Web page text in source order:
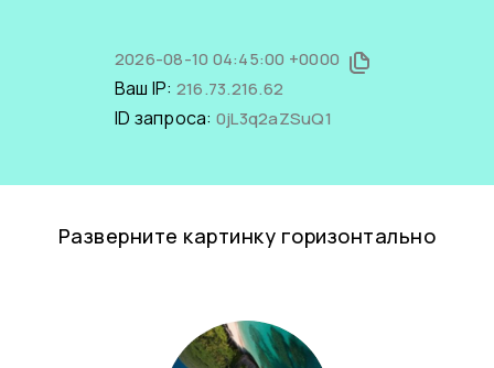
2026-08-10 04:45:00 +0000
Ваш IP: 216.73.216.62
ID запроса: 0jL3q2aZSuQ1
Разверните картинку горизонтально